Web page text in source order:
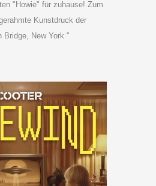
"Howie" für zuhause! Zum
Kunstdruck der
Bridge, New York "